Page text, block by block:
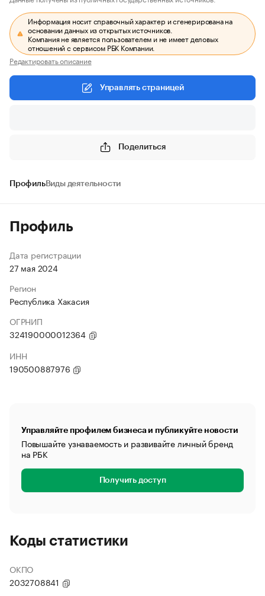
Информация носит справочный характер и сгенерирована на
основании данных из открытых источников.
Компания не является пользователем и не имеет деловых
отношений с сервисом РБК Компании.
Редактировать описание
Управлять страницей
Поделиться
ПрофильВиды деятельности
Профиль
Дата регистрации
27 мая 2024
Регион
Республика Хакасия
ОГРНИП
324190000012364
ИНН
190500887976
Управляйте профилем бизнеса и публикуйте новости
Повышайте узнаваемость и развивайте личный бренд
на РБК
Получить доступ
Коды статистики
ОКПО
2032708841